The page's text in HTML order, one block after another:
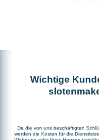
Wichtige
Da die von uns beschäftigten
werden die Kosten für die